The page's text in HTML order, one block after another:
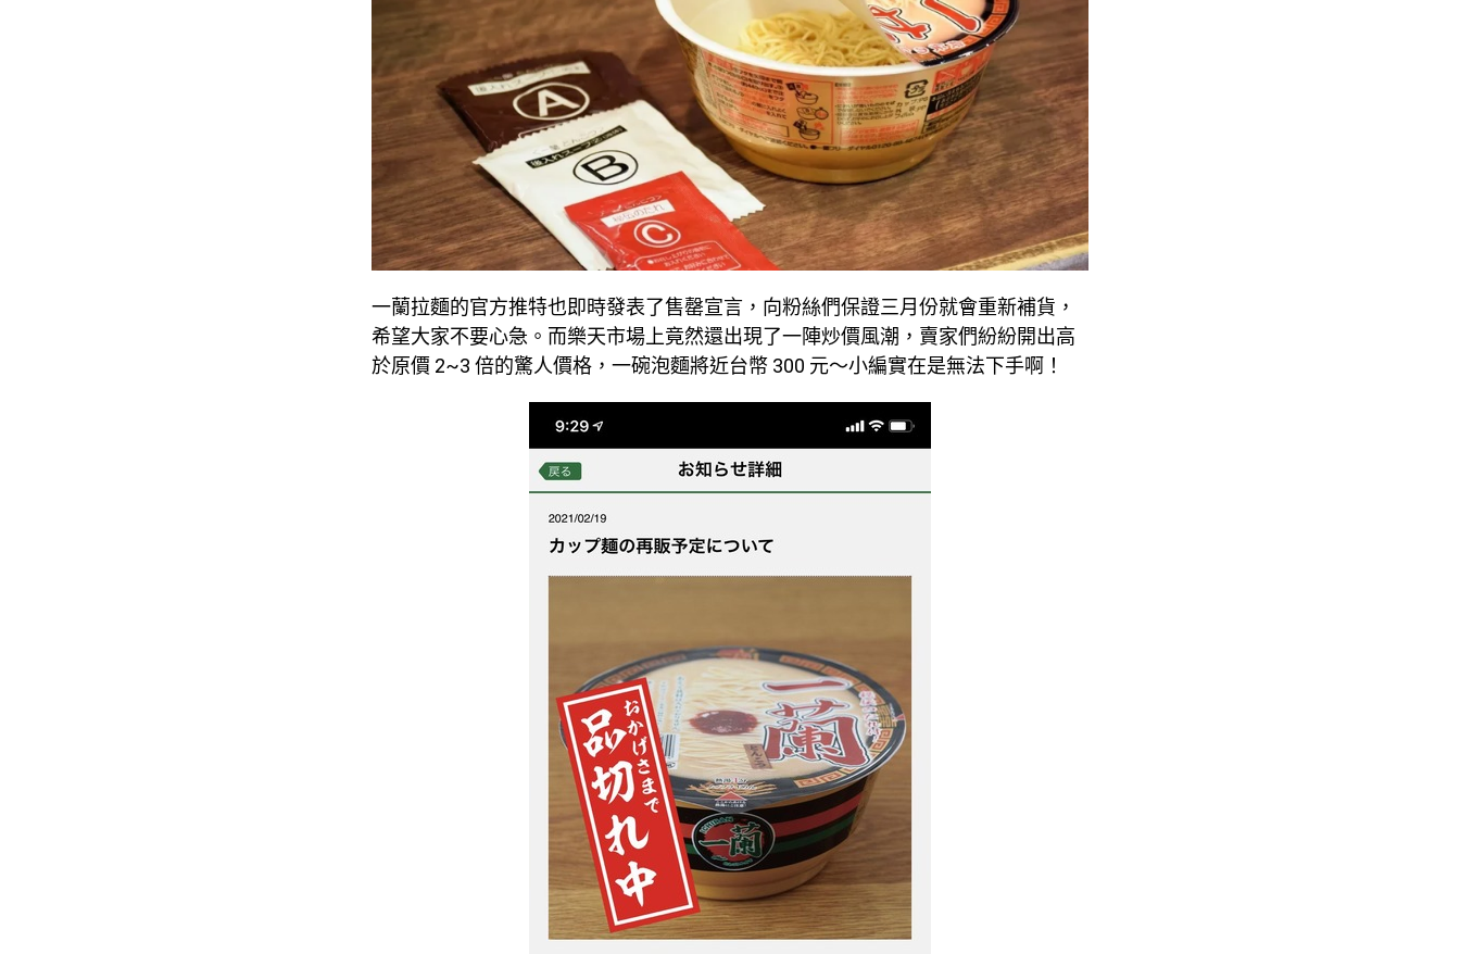
一蘭拉麵的官方推特也即時發表了售罄宣言，向粉絲們保證三月份就會重新補貨，
希望大家不要心急。而樂天市場上竟然還出現了一陣炒價風潮，賣家們紛紛開出高
於原價 2~3 倍的驚人價格，一碗泡麵將近台幣 300 元～小編實在是無法下手啊！